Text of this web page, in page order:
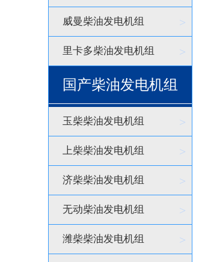
威曼柴油发电机组 >
里卡多柴油发电机组 >
国产柴油发电机组
玉柴柴油发电机组 >
上柴柴油发电机组 >
济柴柴油发电机组 >
无动柴油发电机组 >
潍柴柴油发电机组 >